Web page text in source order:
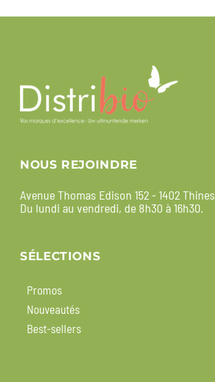
NOUS REJOINDRE
Avenue Thomas Edison 152 - 1402 Thines
Du lundi au vendredi, de 8h30 à 16h30.
SÉLECTIONS
Promos
Nouveautés
Best-sellers